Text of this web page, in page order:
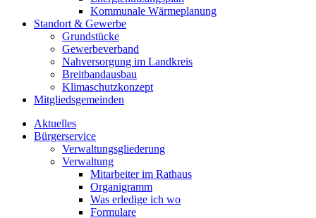
Kommunale Wärmeplanung
Standort & Gewerbe
Grundstücke
Gewerbeverband
Nahversorgung im Landkreis
Breitbandausbau
Klimaschutzkonzept
Mitgliedsgemeinden
Aktuelles
Bürgerservice
Verwaltungsgliederung
Verwaltung
Mitarbeiter im Rathaus
Organigramm
Was erledige ich wo
Formulare